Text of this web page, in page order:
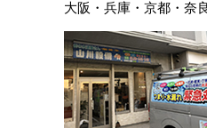
大阪・兵庫・京都・奈